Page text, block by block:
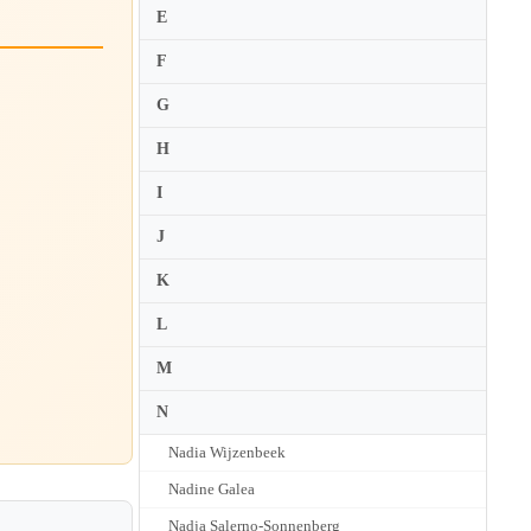
E
F
G
H
I
J
K
L
M
N
Nadia Wijzenbeek
Nadine Galea
Nadja Salerno-Sonnenberg